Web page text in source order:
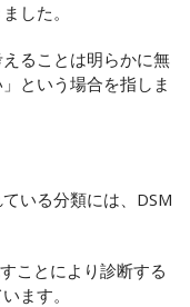
した。
ることは明らかに無
という場合を指しま
いる分類には、DSM
ことにより診断する
ます。